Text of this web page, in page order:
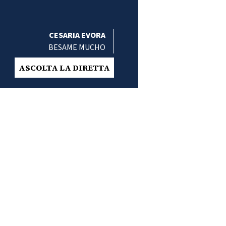
CESARIA EVORA
BESAME MUCHO
ASCOLTA LA DIRETTA